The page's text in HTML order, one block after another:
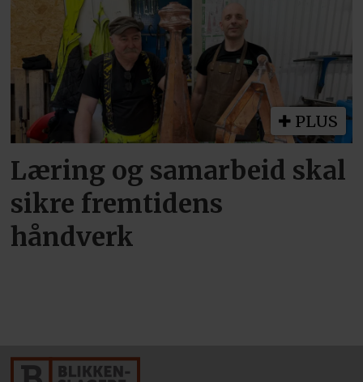
PLUS
Læring og samarbeid skal
sikre fremtidens
håndverk